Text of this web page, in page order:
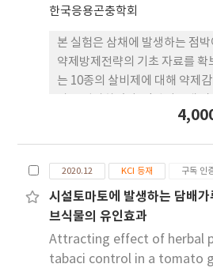
한국응용곤충학회
본 실험은 삼채에 발생하는 점
약제방제전략의 기초 자료를 확
는 10종의 살비제에 대해 약제
감수성 평가 결과
Acequinocyl SC, Etoxazole
로 나타나 100% 의 살란효과를
수성 평가에서 살비효과가 우
EC, Pyflubumide SC,
Cyflumetofen SC,
포장검정을 평가한 결과, 약제
2020.12 KCI 등재 구독 인
시설토마토에 발생하는 담배가
브식물의 유인효과
Attracting effect of herbal
tabaci control in a tomato